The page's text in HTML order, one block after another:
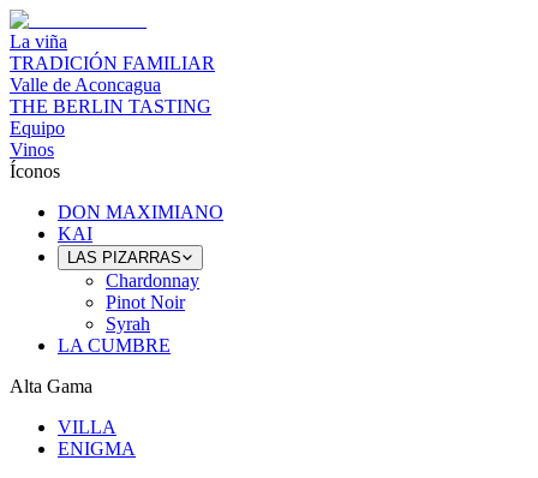
La viña
TRADICIÓN FAMILIAR
Valle de Aconcagua
THE BERLIN TASTING
Equipo
Vinos
Íconos
DON MAXIMIANO
KAI
LAS PIZARRAS
Chardonnay
Pinot Noir
Syrah
LA CUMBRE
Alta Gama
VILLA
ENIGMA